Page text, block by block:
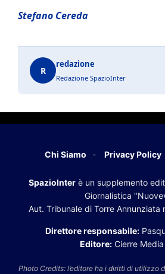
Stefano Cereda
R
redazione
Redazione SpazioInter
Chi Siamo Privacy Policy
SpazioInter è un supplemento
Giornalistica
Aut. Tribunale di Torre Annunziata
Direttore responsabile:
Editore: Cierre Media
Photo Credits: l’editore ha i diritti di utilizzo